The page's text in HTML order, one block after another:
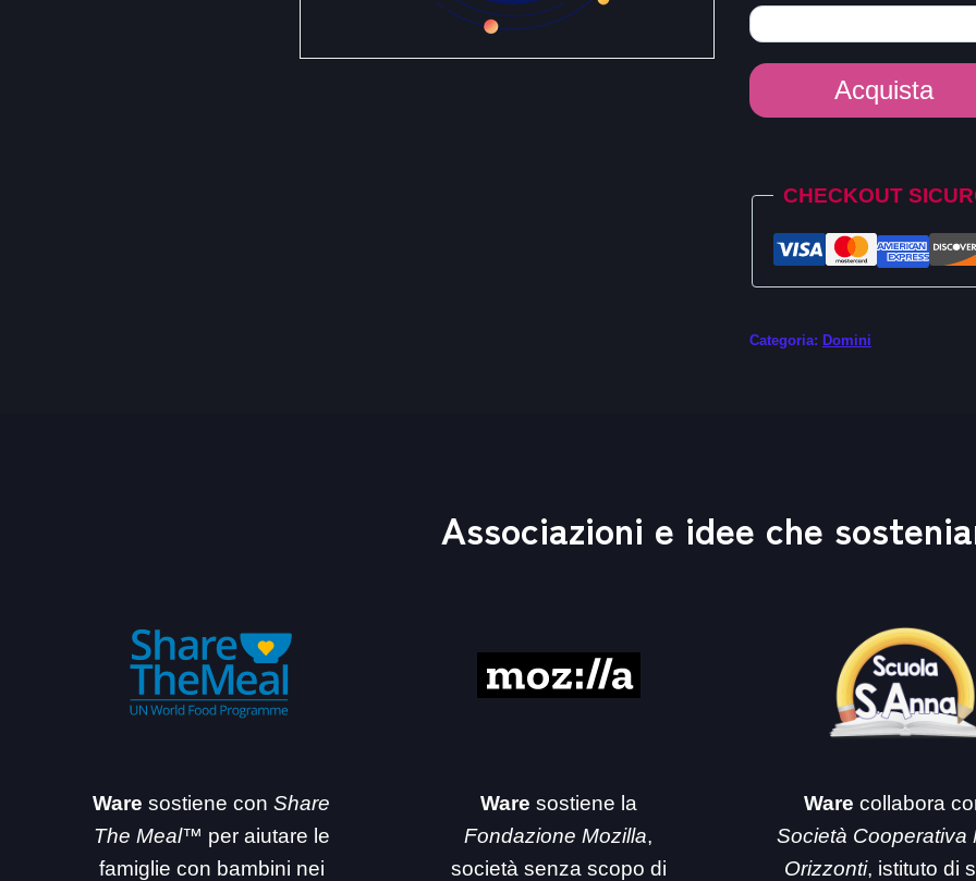
Dominio
.bible
Acquista
CHECKOUT
Categoria: Domini
Associazioni e idee che
Ware sostiene conShare
The Meal™ per aiutare le
famiglie con bambini nei
Ware sostiene la
Fondazione Mozilla,
società senza scopo di
Ware collabora
Società Cooperativa
Orizzonti, istituto di